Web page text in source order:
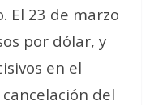
El 23 de marzo
por dólar, y
en el
del